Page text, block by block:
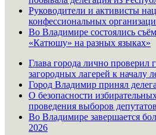
Руководители и активисты
конфессиональных
Во Владимире состоялись
«Катюшу» на разных языках»
Глава города лично проверил
загородных лагерей к началу
Город Владимир принял
О безопасности
проведения выборов
Во Владимире завершается
2026